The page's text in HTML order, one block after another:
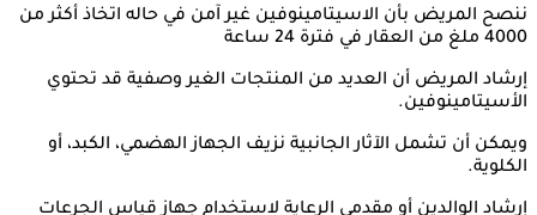
ننصح المريض بأن الاسيتامينوفين غير آمن في حاله اتخاذ أكثر من
4000 ملغ من العقار في فترة 24 ساعة
إرشاد المريض أن العديد من المنتجات الغير وصفية قد تحتوي
الأسيتامينوفين.
ويمكن أن تشمل الآثار الجانبية نزيف الجهاز الهضمي، الكبد، أو
الكلوية.
إرشاد الوالدين أو مقدمي الرعاية لاستخدام جهاز قياس الجرعات